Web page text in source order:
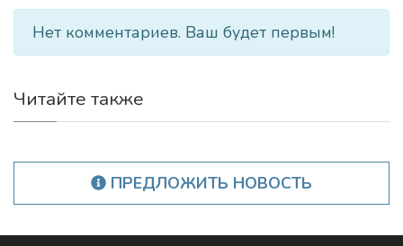
Нет комментариев. Ваш будет первым!
Читайте также
ПРЕДЛОЖИТЬ НОВОСТЬ